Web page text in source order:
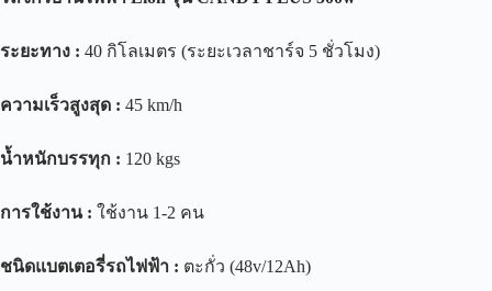
ระยะทาง : 40 กิโลเมตร (ระยะเวลาชาร์จ 5 ชั่วโมง)
ความเร็วสูงสุด : 45 km/h
น้ำหนักบรรทุก : 120 kgs
การใช้งาน: ใช้งาน 1-2 คน
ชนิดแบตเตอรี่รถไฟฟ้า : ตะกั่ว (48v/12Ah)